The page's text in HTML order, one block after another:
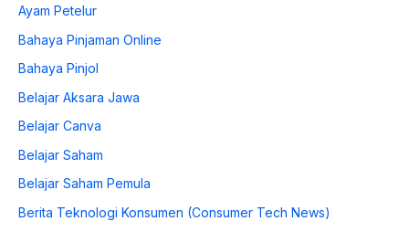
Ayam Petelur
Bahaya Pinjaman Online
Bahaya Pinjol
Belajar Aksara Jawa
Belajar Canva
Belajar Saham
Belajar Saham Pemula
Berita Teknologi Konsumen (Consumer Tech News)